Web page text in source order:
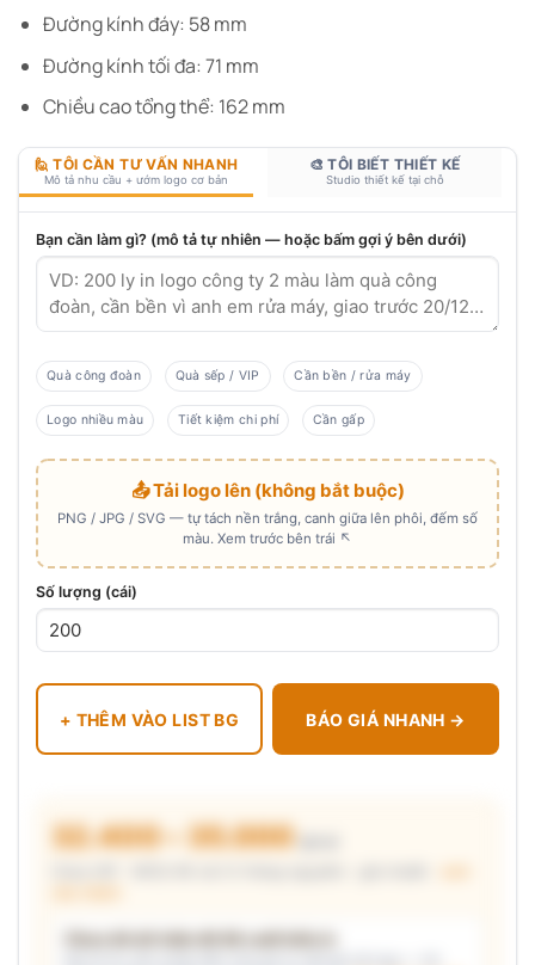
Đường kính đáy: 58 mm
Đường kính tối đa: 71 mm
Chiều cao tổng thể: 162 mm
🙋 TÔI CẦN TƯ VẤN NHANH
Mô tả nhu cầu + ướm logo cơ bản
🎨 TÔI BIẾT THIẾT KẾ
Studio thiết kế tại chỗ
Bạn cần làm gì? (mô tả tự nhiên — hoặc bấm gợi ý bên dưới)
Quà công đoàn Quà sếp / VIP Cần bền / rửa máy
Logo nhiều màu Tiết kiệm chi phí Cần gấp
📤 Tải logo lên (không bắt buộc)
PNG / JPG / SVG — tự tách nền trắng, canh giữa lên phôi, đếm số
màu. Xem trước bên trái ↖
Số lượng (cái)
+ THÊM VÀO LIST BG BÁO GIÁ NHANH →
32.400 – 35.000